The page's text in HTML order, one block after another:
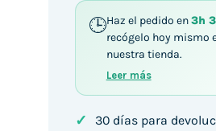
Haz el pedido en3h
recógelo hoy mismo
nuestra tienda.
Leer más
✓ 30 días para